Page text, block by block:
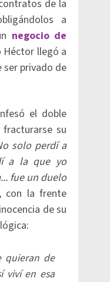
de la
a
negocio de
Héctor llegó a
privado de
el doble
su
solo perdí a
a la que yo
fue un duelo
con la frente
de su
quieran de
viví en esa